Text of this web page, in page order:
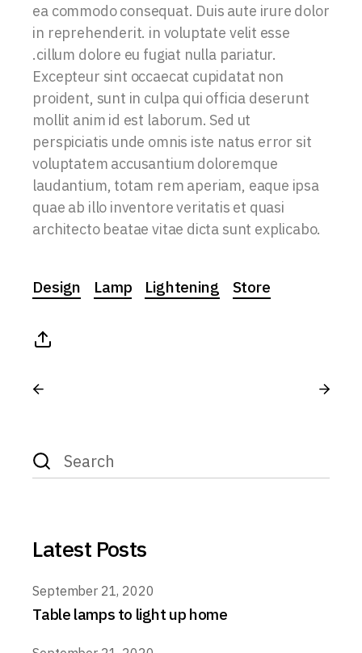
ea commodo consequat. Duis aute irure dolor
in reprehenderit. in voluptate velit esse
.cillum dolore eu fugiat nulla pariatur.
Excepteur sint occaecat cupidatat non
proident, sunt in culpa qui officia deserunt
mollit anim id est laborum. Sed ut
perspiciatis unde omnis iste natus error sit
voluptatem accusantium doloremque
laudantium, totam rem aperiam, eaque ipsa
quae ab illo inventore veritatis et quasi
architecto beatae vitae dicta sunt explicabo.
Design Lamp Lightening Store
Latest Posts
September 21, 2020
Table lamps to light up home